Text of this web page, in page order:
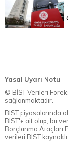
Yasal Uyarı Notu
© BİST Verileri
sağlanmaktadır.
BIST piyasalarında
BIST'e ait olup, bu
Borçlanma Araçları
verileri BIST